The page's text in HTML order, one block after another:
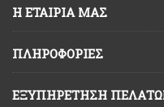
Η ΕΤΑΙΡΊΑ ΜΑΣ
ΠΛΗΡΟΦΟΡΊΕΣ
ΕΞΥΠΗΡΈΤΗΣΗ